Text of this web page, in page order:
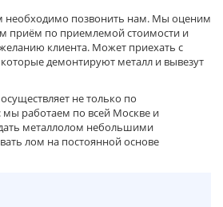
необходимо позвонить нам. Мы оценим
приём по приемлемой стоимости и
клиента. Может приехать с
демонтируют металл и вывезут
не только по
работаем по всей Москве и
металлолом небольшими
лом на постоянной основе